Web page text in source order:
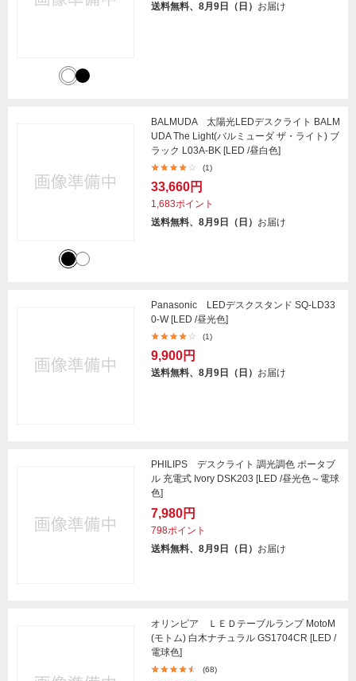
送料無料、8月9日（日） お届け
BALMUDA 太陽光LEDデスクライト BALM
UDA The Light(バルミューダ ザ・ライト) ブ
ラック L03A-BK [LED /昼白色]
(1)
33,660円
1,683ポイント
送料無料、8月9日（日） お届け
Panasonic LEDデスクスタンド SQ-LD33
0-W [LED /昼光色]
(1)
9,900円
送料無料、8月9日（日） お届け
PHILIPS デスクライト 調光調色 ポータブ
ル 充電式 Ivory DSK203 [LED /昼光色～電球
色]
7,980円
798ポイント
送料無料、8月9日（日） お届け
オリンピア ＬＥＤテーブルランプ MotoM
(モトム) 白木ナチュラル GS1704CR [LED /
電球色]
(68)